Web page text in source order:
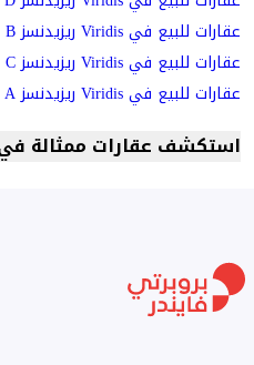
عقارات للبيع في Viridis ريزيدنسز B
عقارات للبيع في Viridis ريزيدنسز C
عقارات للبيع في Viridis ريزيدنسز A
استكشف عقارات ممثالة